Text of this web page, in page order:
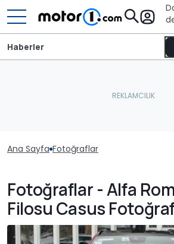
Haberler
Ana Sayfa Fotoğraflar
Fotoğraflar - Alfa
Filosu Casus